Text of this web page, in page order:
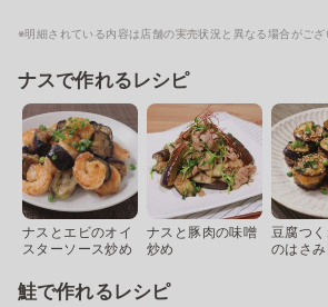
※明細されている内容は店舗の実売状況と異なる場合がござ
ナスで作れるレシピ
ナスとエビのオイ
スターソース炒め
ナスと豚肉の味噌
炒め
豆腐つ
のはさ
鮭で作れるレシピ